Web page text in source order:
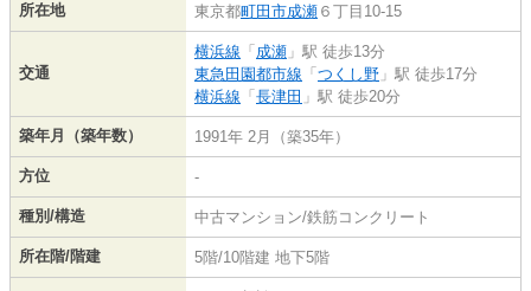
所在地 東京都町田市成瀬 ６丁目10-15
交通
横浜線 「 成瀬 」駅 徒歩13分
東急田園都市線 「 つくし野 」駅 徒歩17分
横浜線 「 長津田 」駅 徒歩20分
築年月（築年数） 1991年 2月（築35年）
方位 -
種別/構造 中古マンション/鉄筋コンクリート
所在階/階建 5階/10階建 地下5階